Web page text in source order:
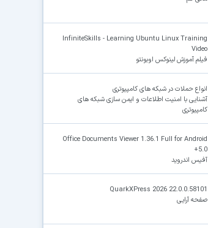
InfiniteSkills - Learning Ubuntu Linux Training
Video
فیلم آموزش لینوکس اوبونتو
انواع حملات در شبکه های کامپیوتری
آشنایی با امنیت اطلاعات و ایمن سازی شبکه های
کامپیوتری
Office Documents Viewer 1.36.1 Full for Android
+5.0
آفیس اندروید
QuarkXPress 2026 22.0.0.58101
صفحه آرایی